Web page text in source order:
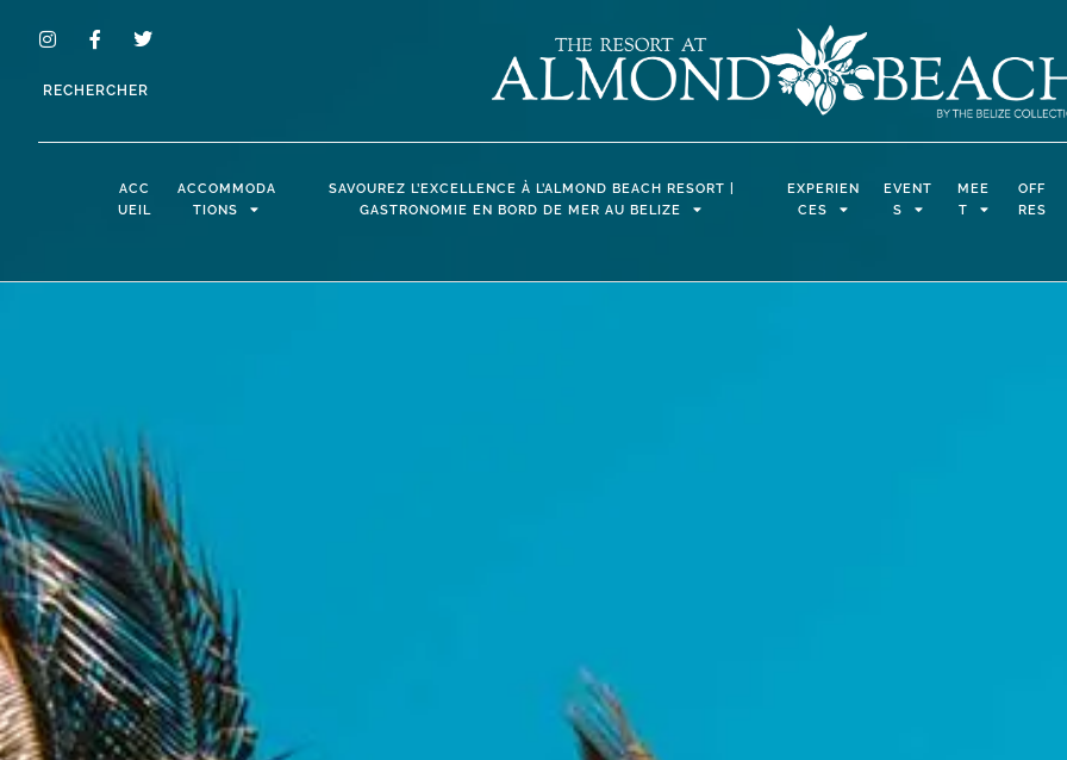
RECHERCHER
ACC
UEIL
ACCOMMODA
TIONS
SAVOUREZ L’EXCELLENCE À L’ALMOND BEACH RESORT |
GASTRONOMIE EN BORD DE MER AU BELIZE
EXPERIEN
CES
EVENT
S
MEE
T
OFF
RES